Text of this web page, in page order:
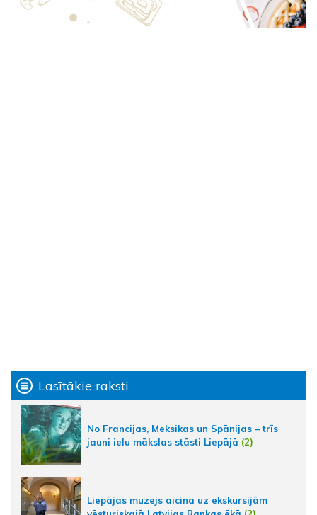
Lasītākie raksti
No Francijas, Meksikas un Spānijas – trīs
jauni ielu mākslas stāsti Liepājā (2)
Liepājas muzejs aicina uz ekskursijām